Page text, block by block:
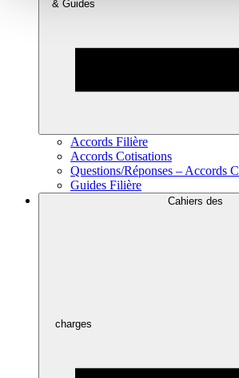
& Guides
Accords Filière
Accords Cotisations
Questions/Réponses – Accords
Guides Filière
Cahiers des
charges